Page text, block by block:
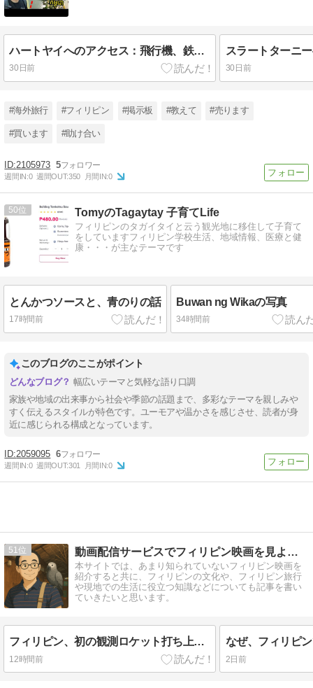
ハートヤイへのアクセス：飛行機、鉄道、バス、国境ルート | ハートヤイ掲示板
30日前 30日前
#海外旅行 #フィリピン #掲示板 #教えて #売ります
#買います #助け合い
2105973 5
週間IN:0 週間OUT:350 月間IN:0
50 TomyのTagaytay 子育てLife
フィリピンのタガイタイと云う観光地に移住して子育て
をしていますフィリピン学校生活、地域情報、医療と健
康・・・が主なテーマです
とんかつソースと、青のりの話
17時間前
Buwan ng Wikaの写真
34時間前
このブログのここがポイント
幅広いテーマと気軽な語り口調
家族や地域の出来事から社会や季節の話題まで、多彩なテーマを親しみや
すく伝えるスタイルが特色です。ユーモアや温かさを感じさせ、読者が身
近に感じられる構成となっています。
2059095 6
週間IN:0 週間OUT:301 月間IN:0
51 動画配信サービスでフィリピン映画を見よう！
本サイトでは、あまり知られていないフィリピン映画を
紹介すると共に、フィリピンの文化や、フィリピン旅行
や現地での生活に役立つ知識などについても記事を書い
ていきたいと思います。
フィリピン、初の観測ロケット打ち上げを2027年バレンタインデーに予定
12時間前 2日前